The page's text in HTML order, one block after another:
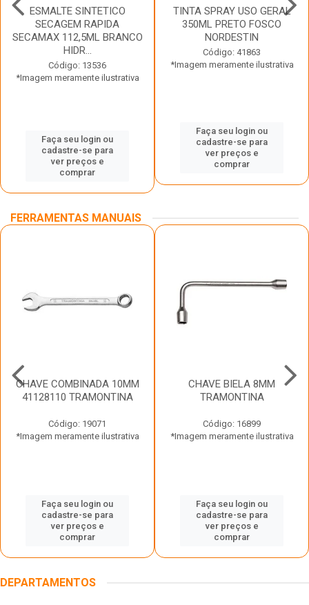
ESMALTE SINTETICO
SECAGEM RAPIDA
SECAMAX 112,5ML BRANCO
HIDR...
Código: 13536
*Imagem meramente ilustrativa
Faça seu login ou
cadastre-se para
ver preços e
comprar
TINTA SPRAY USO GERAL
350ML PRETO FOSCO
NORDESTIN
Código: 41863
*Imagem meramente ilustrativa
Faça seu login ou
cadastre-se para
ver preços e
comprar
FERRAMENTAS MANUAIS
CHAVE COMBINADA 10MM
41128110 TRAMONTINA
Código: 19071
*Imagem meramente ilustrativa
Faça seu login ou
cadastre-se para
ver preços e
comprar
CHAVE BIELA 8MM
TRAMONTINA
Código: 16899
*Imagem meramente ilustrativa
Faça seu login ou
cadastre-se para
ver preços e
comprar
DEPARTAMENTOS